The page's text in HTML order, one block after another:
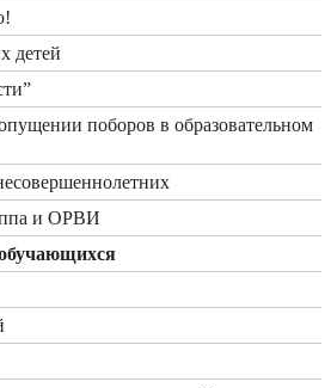
детей
поборов в образовательном
и ОРВИ